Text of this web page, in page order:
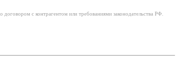
с контрагентом или требованиями законодательства РФ.